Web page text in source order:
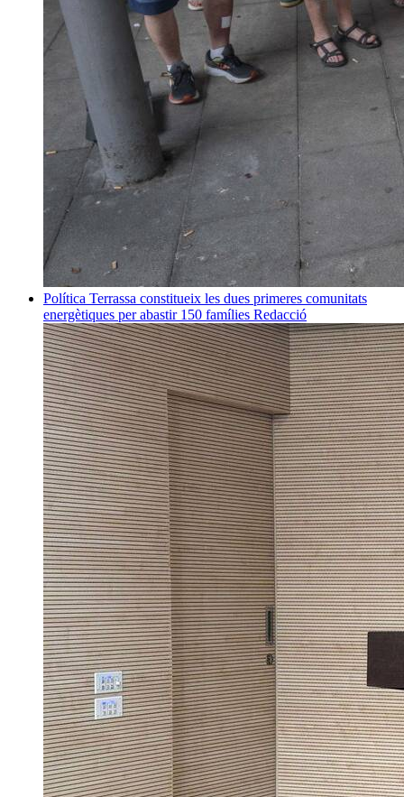
Política Terrassa constitueix les dues primeres comunitats
energètiques per abastir 150 famílies Redacció